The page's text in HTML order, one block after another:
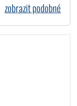
zobrazit podobné